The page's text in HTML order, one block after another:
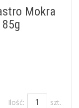
Mokra
Ilość: szt.